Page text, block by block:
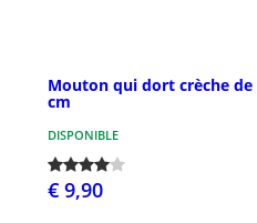
Mouton qui dort crèche
cm
DISPONIBLE
€ 9,90